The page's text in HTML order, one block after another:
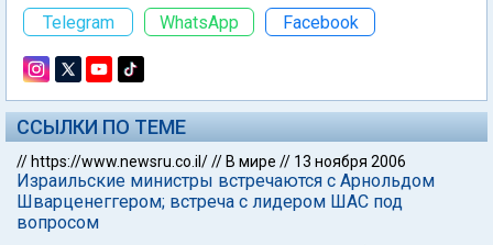
Telegram WhatsApp Facebook
ССЫЛКИ ПО ТЕМЕ
// https://www.newsru.co.il/// В мире // 13 ноября 2006
Израильские министры встречаются с Арнольдом
Шварценеггером; встреча с лидером ШАС под
вопросом